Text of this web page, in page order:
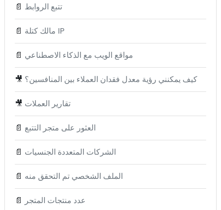
📄 تتبع الروابط
📄 مالك كتلة IP
📄 مواقع الويب مع الذكاء الاصطناعي
🎥 كيف يمكنني رؤية معدل فقدان العملاء بين المنافسين؟
🎥 تقارير العملات
📄 العثور على متجر التتبع
📄 الشركات المتعددة الجنسيات
📄 الملف الشخصي تم التحقق منه
📄 عدد منتجات المتجر